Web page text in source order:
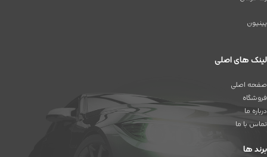
پینیون
لینک های اصلی
صفحه اصلی
فروشگاه
درباره ما
تماس با ما
برند ها